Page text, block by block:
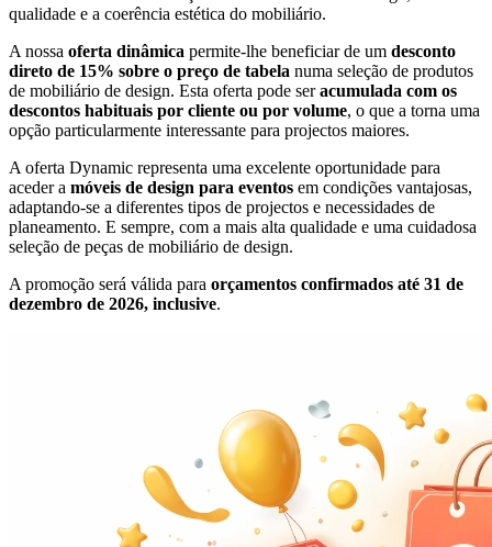
qualidade e a coerência estética do mobiliário.
A nossa oferta dinâmica permite-lhe beneficiar de um desconto
direto de 15% sobre o preço de tabela numa seleção de produtos
de mobiliário de design. Esta oferta pode seracumulada com os
descontos habituais por cliente ou por volume, o que a torna uma
opção particularmente interessante para projectos maiores.
A oferta Dynamic representa uma excelente oportunidade para
aceder a móveis de design para eventos em condições vantajosas,
adaptando-se a diferentes tipos de projectos e necessidades de
planeamento. E sempre, com a mais alta qualidade e uma cuidadosa
seleção de peças de mobiliário de design.
A promoção será válida para orçamentos confirmados até 31 de
dezembro de 2026, inclusive.